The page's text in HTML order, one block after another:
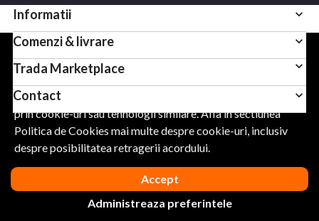
Informatii
Comenzi & livrare
Trada Marketplace
Contact
URMARESTE-NE
Pentru scopuri precum afisarea de continut personalizat,
folosim module cookie sau tehnologii similare. Apasand
Accept, esti de acord sa permiti colectarea de informatii
prin cookie-uri sau tehnologii similare. Afla in sectiunea
Politica de Cookies mai multe despre cookie-uri, inclusiv
despre posibilitatea retragerii acordului.
Accept
Administreaza preferintele